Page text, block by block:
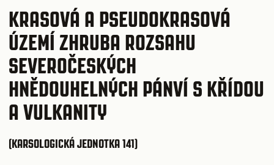
KRASOVÁ A PSEUDOKRASOVÁ
ÚZEMÍ ZHRUBA ROZSAHU
SEVEROČESKÝCH
HNĚDOUHELNÝCH PÁNVÍ S KŘÍDOU
A VULKANITY
(KARSOLOGICKÁ JEDNOTKA 141)